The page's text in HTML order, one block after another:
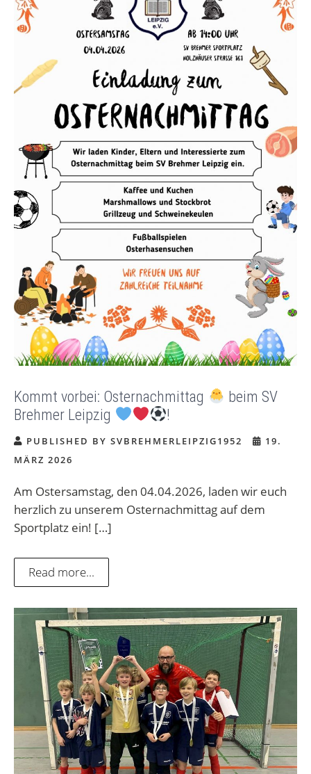
Kommt vorbei: Osternachmittag
beim SV
Brehmer Leipzig
!
PUBLISHED BY SVBREHMERLEIPZIG1952
19.
MÄRZ 2026
Am Ostersamstag, den 04.04.2026, laden wir euch
herzlich zu unserem Osternachmittag auf dem
Sportplatz ein! […]
Read more...